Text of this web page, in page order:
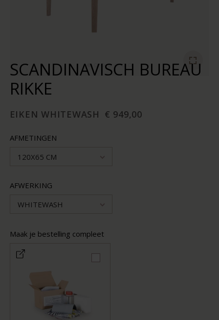
SCANDINAVISCH BUREAU
RIKKE
EIKEN WHITEWASH € 949,00
AFMETINGEN
120X65 CM
AFWERKING
WHITEWASH
Maak je bestelling compleet